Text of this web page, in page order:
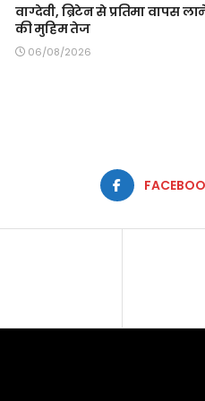
वाग्देवी, ब्रिटेन से प्रतिमा वापस
की मुहिम तेज
06/08/2026